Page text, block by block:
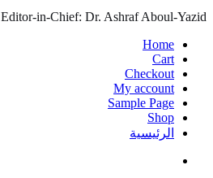
Editor-in-Chief: Dr. Ashraf Aboul-Yazid
Home
Cart
Checkout
My account
Sample Page
Shop
الرئيسية